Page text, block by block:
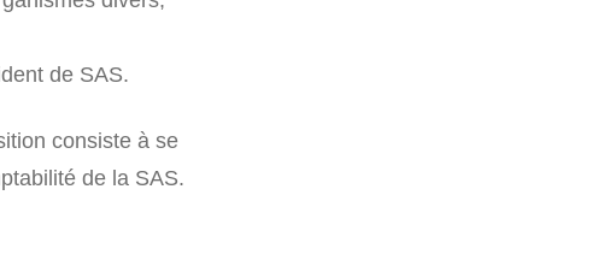
de SAS.
consiste à se
de la SAS.